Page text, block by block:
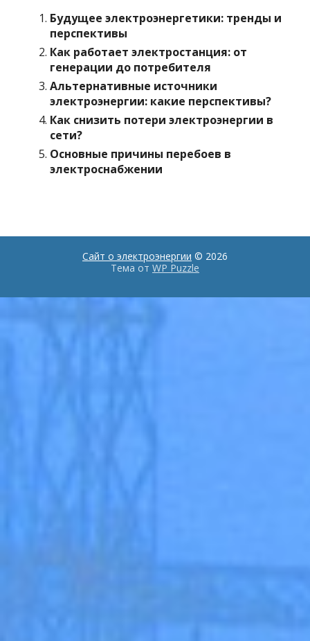
Будущее электроэнергетики: тренды и
перспективы
Как работает электростанция: от
генерации до потребителя
Альтернативные источники
электроэнергии: какие перспективы?
Как снизить потери электроэнергии в
сети?
Основные причины перебоев в
электроснабжении
Сайт о электроэнергии © 2026
Тема от WP Puzzle